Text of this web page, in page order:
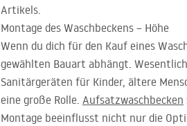
Artikels.
Montage des Waschbeckens – Höhe
Wenn du dich für den Kauf eines
gewählten Bauart abhängt.
Sanitärgeräten für Kinder, ältere
eine große Rolle. Aufsatzwaschbecken
Montage beeinflusst nicht nur die